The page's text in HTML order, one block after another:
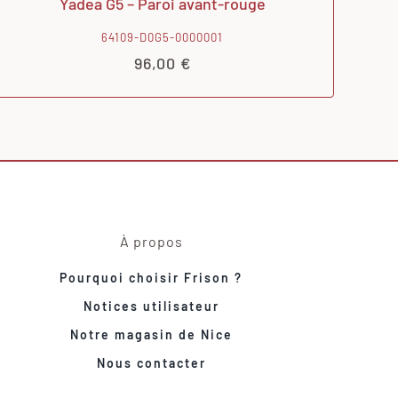
64109-D0G5-0000001
96,00 €
À propos
Pourquoi choisir Frison ?
Notices utilisateur
Notre magasin de Nice
Nous contacter